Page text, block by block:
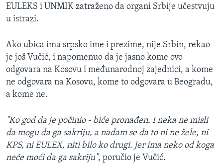
EULEKS i UNMIK zatraženo da organi Srbije učestvuju
u istrazi.
Ako ubica ima srpsko ime i prezime, nije Srbin, rekao
je još Vučić, i napomenuo da je jasno kome ovo
odgovara na Kosovu i međunarodnoj zajednici, a kome
ne odgovara na Kosovu, kome to odgovara u Beogradu,
a kome ne.
"Ko god da je počinio - biće pronađen. I neka ne misli
da mogu da ga sakriju, a nadam se da to ni ne žele, ni
KPS, ni EULEX, niti bilo ko drugi. Jer ima neko od koga
neće moći da ga sakriju", poručio je Vučić.